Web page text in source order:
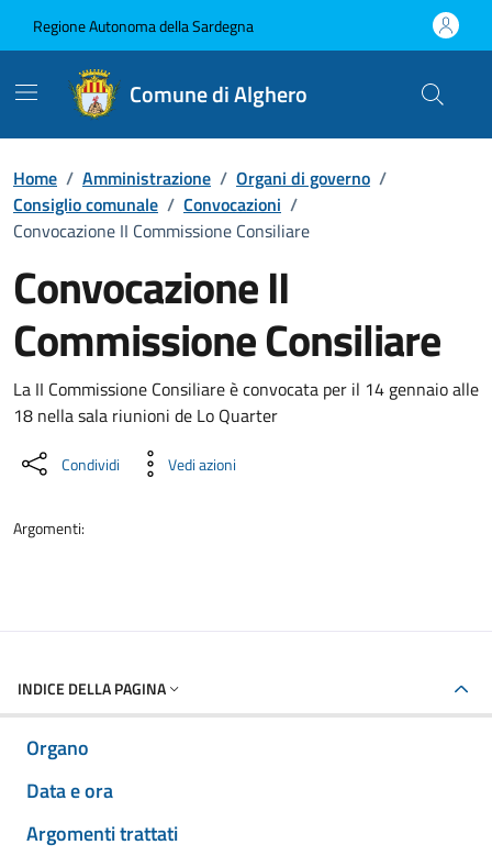
Regione Autonoma della Sardegna
Comune di Alghero
Home / Amministrazione / Organi di governo /
Consiglio comunale / Convocazioni /
Convocazione II Commissione Consiliare
Convocazione II
Commissione Consiliare
???portal.DettaglioConvocazione???
La II Commissione Consiliare è convocata per il 14 gennaio alle
18 nella sala riunioni de Lo Quarter
Condividi Vedi azioni
Argomenti:
INDICE DELLA PAGINA
Organo
Data e ora
Argomenti trattati